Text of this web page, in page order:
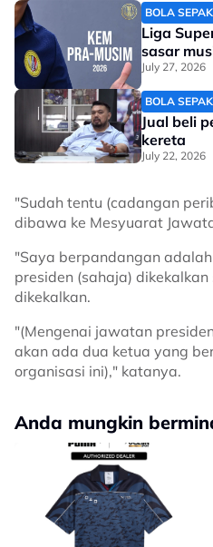
BOLA SEPAK
Liga
sasar
July 27, 2026
BOLA SEPAK
Jual beli
kereta
July 22, 2026
"Sudah tentu (cadangan
dibawa ke Mesyuarat
"Saya berpandangan
presiden (sahaja)
dikekalkan.
"(Mengenai jawatan
akan ada dua ketua yang
organisasi ini)," katanya.
Anda mungkin